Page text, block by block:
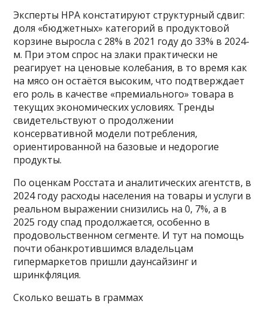
Эксперты НРА констатируют структурный сдвиг:
доля «бюджетных» категорий в продуктовой
корзине выросла с 28% в 2021 году до 33% в 2024-
м. При этом спрос на злаки практически не
реагирует на ценовые колебания, в то время как
на мясо он остаётся высоким, что подтверждает
его роль в качестве «премиального» товара в
текущих экономических условиях. Тренды
свидетельствуют о продолжении
консервативной модели потребления,
ориентированной на базовые и недорогие
продукты.
По оценкам Росстата и аналитических агентств, в
2024 году расходы населения на товары и услуги в
реальном выражении снизились на 0, 7%, а в
2025 году спад продолжается, особенно в
продовольственном сегменте. И тут на помощь
почти обанкротившимся владельцам
гипермаркетов пришли даунсайзинг и
шринкфляция.
Сколько вешать в граммах